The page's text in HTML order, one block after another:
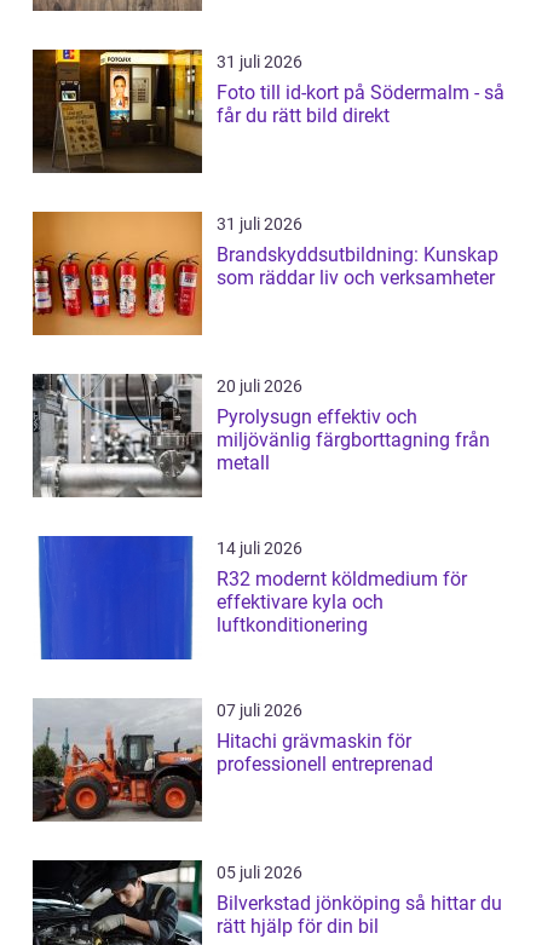
31 juli 2026
Foto till id-kort på Södermalm - så
får du rätt bild direkt
31 juli 2026
Brandskyddsutbildning: Kunskap
som räddar liv och verksamheter
20 juli 2026
Pyrolysugn effektiv och
miljövänlig färgborttagning från
metall
14 juli 2026
R32 modernt köldmedium för
effektivare kyla och
luftkonditionering
07 juli 2026
Hitachi grävmaskin för
professionell entreprenad
05 juli 2026
Bilverkstad jönköping så hittar du
rätt hjälp för din bil